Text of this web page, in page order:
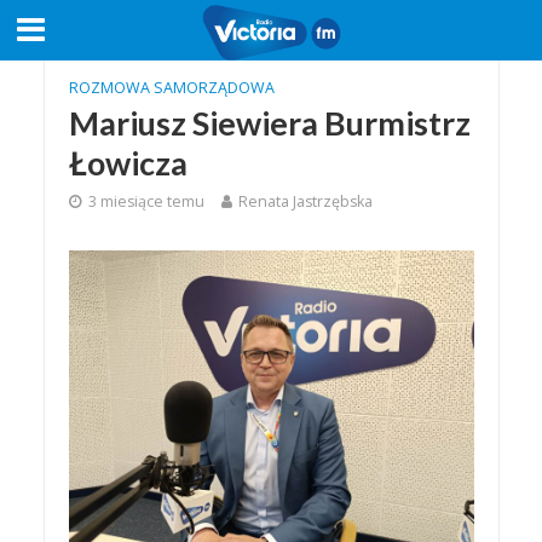
ROZMOWA SAMORZĄDOWA
Mariusz Siewiera Burmistrz
Łowicza
3 miesiące temu Renata Jastrzębska